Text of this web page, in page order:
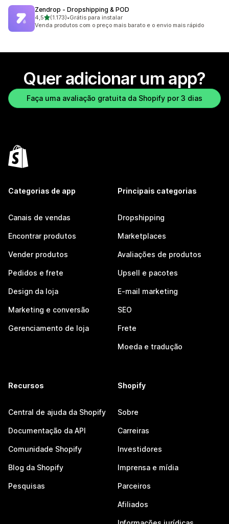
Zendrop ‑ Dropshipping & POD
4,5de 5 estrelas
(1.173)
1173 avaliações ao todo
•Grátis para instalar
Venda produtos com o preço mais barato e o envio mais rápido
Quer adicionar um app?
Faça uma avaliação gratuita da Shopify por 3 dias
Categorias de app
Canais de vendas
Encontrar produtos
Vender produtos
Pedidos e frete
Design da loja
Marketing e conversão
Gerenciamento de loja
Principais categorias
Dropshipping
Marketplaces
Avaliações de produtos
Upsell e pacotes
E-mail marketing
SEO
Frete
Moeda e tradução
Recursos
Central de ajuda da Shopify
Documentação da API
Comunidade Shopify
Blog da Shopify
Pesquisas
Shopify
Sobre
Carreiras
Investidores
Imprensa e mídia
Parceiros
Afiliados